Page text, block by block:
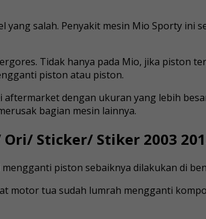
salah. Penyakit mesin Mio Sporty ini
Tidak hanya pada Mio, jika piston
piston atau piston.
dengan ukuran yang lebih
bagian mesin lainnya.
Sticker/ Stiker 2003
piston sebaiknya dilakukan di
motor tua sudah lumrah mengganti